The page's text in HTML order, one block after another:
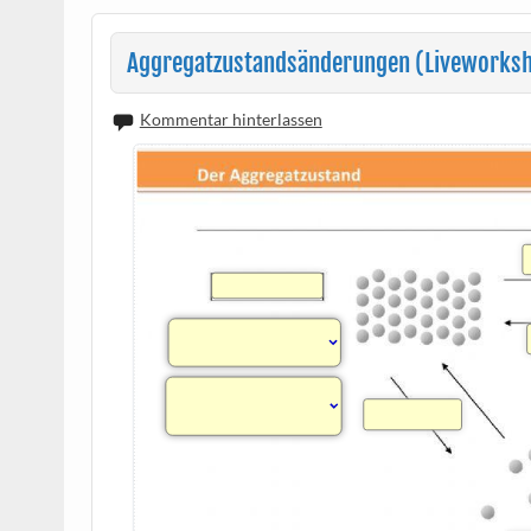
Aggregatzustandsänderungen
Kommentar hinterlassen